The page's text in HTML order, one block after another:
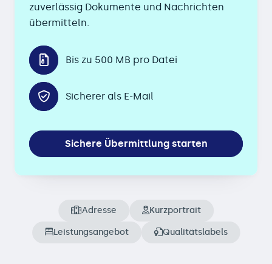
zuverlässig Dokumente und Nachrichten
übermitteln.
Bis zu 500 MB pro Datei
Sicherer als E-Mail
Sichere Übermittlung starten
Adresse Kurzportrait
Leistungsangebot Qualitätslabels